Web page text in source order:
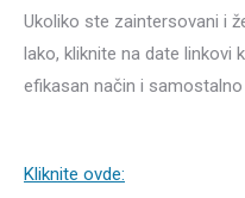
Ukoliko ste zaintersovani i
lako, kliknite na date
efikasan način i
Kliknite ovde: